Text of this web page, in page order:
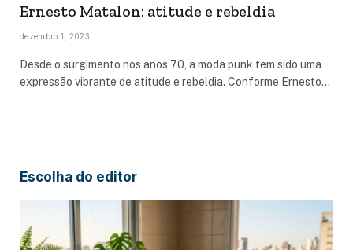
Ernesto Matalon: atitude e rebeldia
dezembro 1, 2023
Desde o surgimento nos anos 70, a moda punk tem sido uma
expressão vibrante de atitude e rebeldia. Conforme Ernesto…
Escolha do editor